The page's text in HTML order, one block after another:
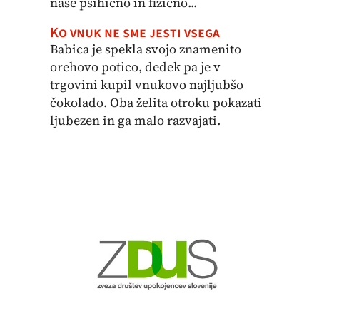
Ko vnuk ne sme jesti vsega
Babica je spekla svojo znamenito
orehovo potico, dedek pa je v
trgovini kupil vnukovo najljubšo
čokolado. Oba želita otroku pokazati
ljubezen in ga malo razvajati.